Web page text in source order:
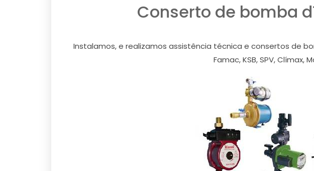
Conserto de bomba
Instalamos, e realizamos assistência técnica e consertos de
Famac, KSB, SPV, Clímax,